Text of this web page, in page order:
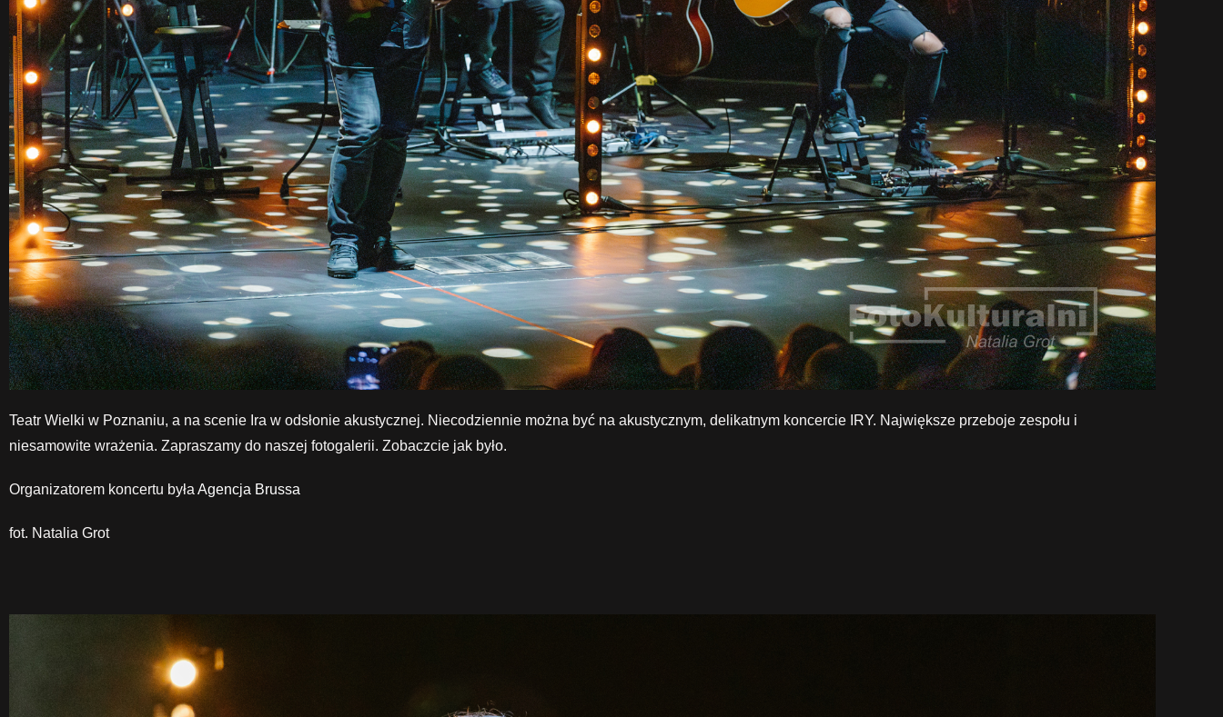
Teatr Wielki w Poznaniu, a na scenie Ira w odsłonie akustycznej. Niecodziennie można być na akustycznym, delikatnym koncercie IRY. Największe przeboje zespołu i
niesamowite wrażenia. Zapraszamy do naszej fotogalerii. Zobaczcie jak było.
Organizatorem koncertu była Agencja Brussa
fot. Natalia Grot